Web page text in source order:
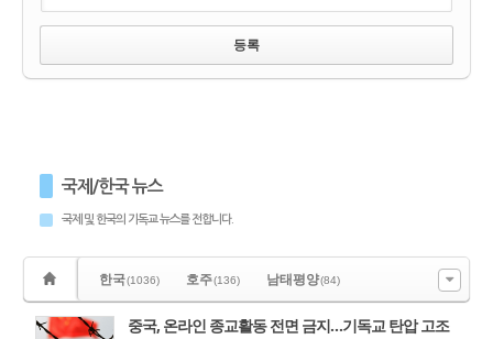
국제/한국 뉴스
국제 및 한국의 기독교 뉴스를 전합니다.
한국(1036) 호주(136) 남태평양(84)
중국, 온라인 종교활동 전면 금지…기독교 탄압 고조